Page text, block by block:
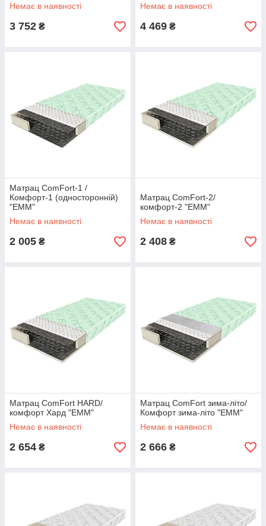
Немає в наявності
3 752 ₴
Немає в наявності
4 469 ₴
Матрац ComFort-1 /
Комфорт-1 (односторонній)
"EMM"
Немає в наявності
2 005 ₴
Матрац ComFort-2/
комфорт-2 "EMM"
Немає в наявності
2 408 ₴
Матрац ComFort HARD/
комфорт Хард "EMM"
Немає в наявності
2 654 ₴
Матрац ComFort зима-літо/
Комфорт зима-літо "EMM"
Немає в наявності
2 666 ₴